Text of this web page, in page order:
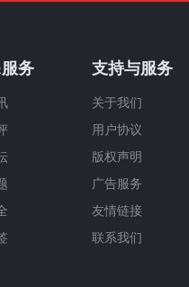
务 支持与服务
关于我们
用户协议
版权声明
广告服务
友情链接
联系我们